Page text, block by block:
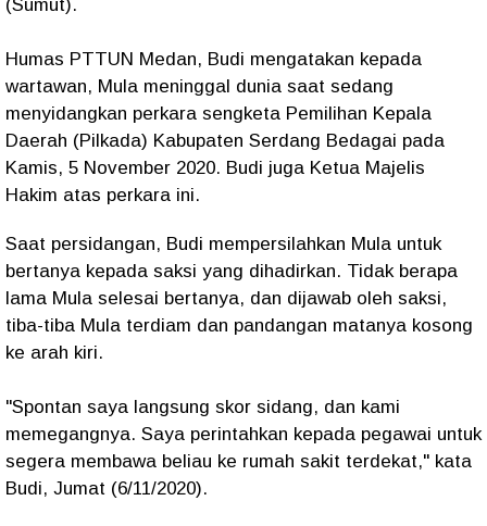
(Sumut).
Humas PTTUN Medan, Budi mengatakan kepada
wartawan, Mula meninggal dunia saat sedang
menyidangkan perkara sengketa Pemilihan Kepala
Daerah (Pilkada) Kabupaten Serdang Bedagai pada
Kamis, 5 November 2020. Budi juga Ketua Majelis
Hakim atas perkara ini.
Saat persidangan, Budi mempersilahkan Mula untuk
bertanya kepada saksi yang dihadirkan. Tidak berapa
lama Mula selesai bertanya, dan dijawab oleh saksi,
tiba-tiba Mula terdiam dan pandangan matanya kosong
ke arah kiri.
"Spontan saya langsung skor sidang, dan kami
memegangnya. Saya perintahkan kepada pegawai untuk
segera membawa beliau ke rumah sakit terdekat," kata
Budi, Jumat (6/11/2020).